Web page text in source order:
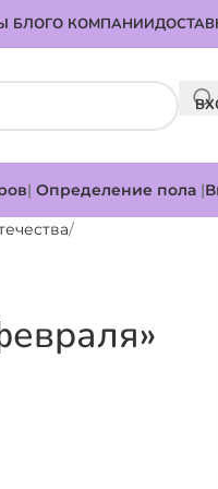
БЛОГО КОМПАНИИ
| Определение пола |